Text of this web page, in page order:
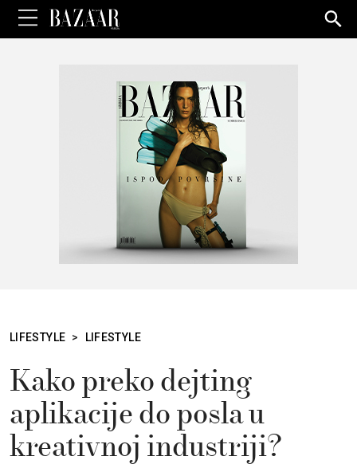
for:
LIFESTYLE > LIFESTYLE
Kako preko dejting
aplikacije do posla u
kreativnoj industriji?